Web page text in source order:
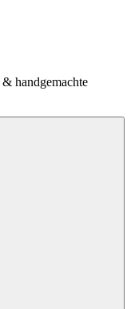
handgemachte